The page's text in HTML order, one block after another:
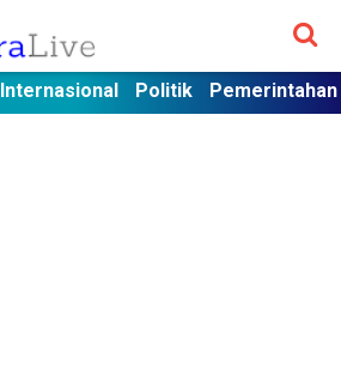
Internasional Politik Pemerintahan